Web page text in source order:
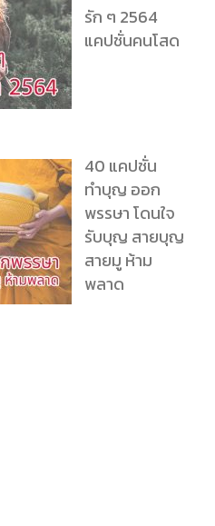
รัก ๆ 2564
แคปชั่นคนโสด
40 แคปชั่น
ทำบุญ ออก
พรรษา โดนใจ
รับบุญ สายบุญ
สายมู ห้าม
พลาด